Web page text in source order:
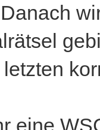
eine